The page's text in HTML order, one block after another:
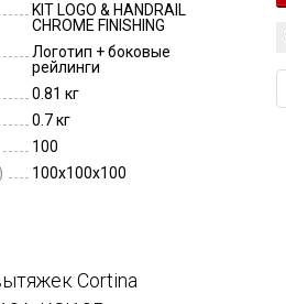
KIT LOGO & HANDRAIL
CHROME FINISHING
Логотип + боковые
рейлинги
0.81 кг
0.7 кг
100
100x100x100
Cortina